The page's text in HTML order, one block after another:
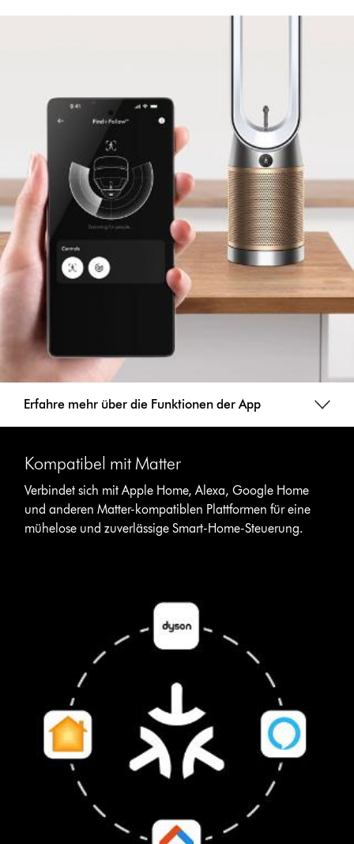
Erfahre mehr über die Funktionen der App
Kompatibel mit Matter
Verbindet sich mit Apple Home, Alexa, Google Home
und anderen Matter-kompatiblen Plattformen für eine
mühelose und zuverlässige Smart-Home-Steuerung.